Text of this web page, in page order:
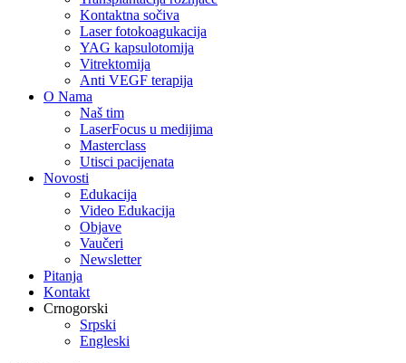
Kontaktna sočiva
Laser fotokoagukacija
YAG kapsulotomija
Vitrektomija
Anti VEGF terapija
O Nama
Naš tim
LaserFocus u medijima
Masterclass
Utisci pacijenata
Novosti
Edukacija
Video Edukacija
Objave
Vaučeri
Newsletter
Pitanja
Kontakt
Crnogorski
Srpski
Engleski